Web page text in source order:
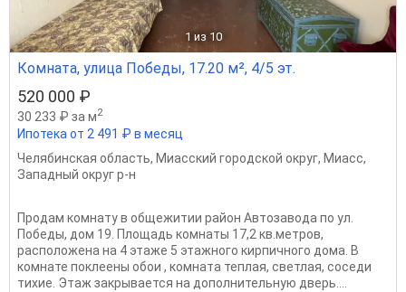
1 из 10
Комната, улица Победы, 17.20 м², 4/5 эт.
520 000 ₽
30 233 ₽ за м2
Ипотека от 2 491 ₽ в месяц
Челябинская область, Миасский городской округ, Миасс,
Западный округ р-н
Продам комнату в общежитии район Автозавода по ул.
Победы, дом 19. Площадь комнаты 17,2 кв.метров,
расположена на 4 этаже 5 этажного кирпичного дома. В
комнате поклеены обои , комната теплая, светлая, соседи
тихие. Этаж закрывается на дополнительную дверь....